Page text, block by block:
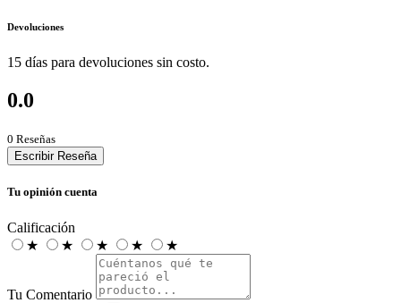
Devoluciones
15 días para devoluciones sin costo.
0.0
0 Reseñas
Escribir Reseña
Tu opinión cuenta
Calificación
★
★ ★ ★ ★
Tu Comentario